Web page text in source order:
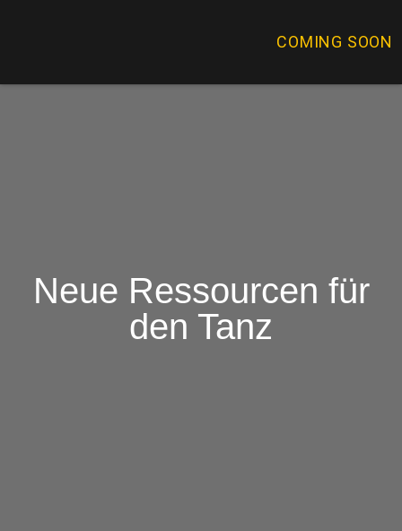
COMING SOON
Neue Ressourcen für
den Tanz